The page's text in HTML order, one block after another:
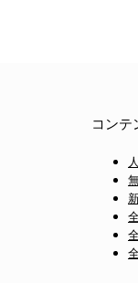
コンテ